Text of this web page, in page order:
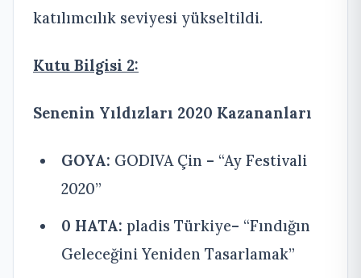
katılımcılık seviyesi yükseltildi.
Kutu Bilgisi 2:
Senenin Yıldızları 2020 Kazananları
GOYA: GODIVA Çin – “Ay Festivali
2020”
0 HATA: pladis Türkiye– “Fındığın
Geleceğini Yeniden Tasarlamak”